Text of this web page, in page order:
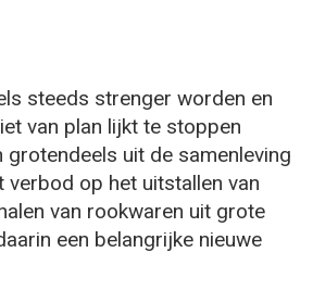
steeds strenger worden en
van plan lijkt te stoppen
uit de samenleving
verbod op het uitstallen van
van rookwaren uit grote
een belangrijke nieuwe